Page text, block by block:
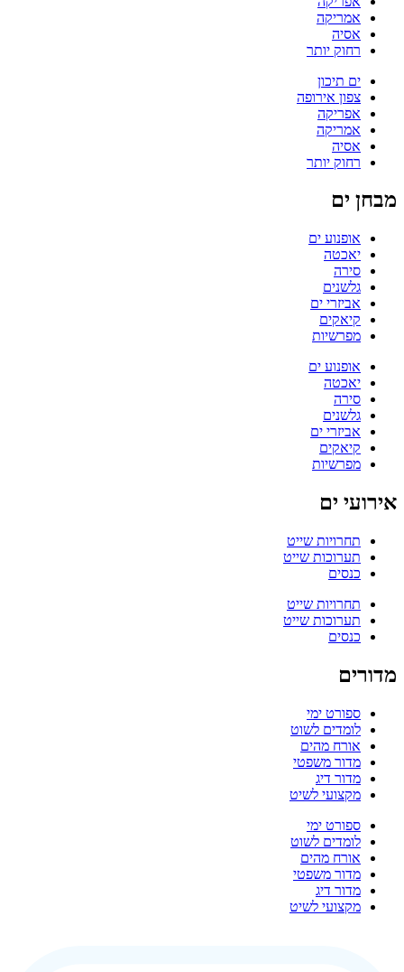
אמריקה
אסיה
רחוק יותר
ים תיכון
צפון אירופה
אפריקה
אמריקה
אסיה
רחוק יותר
מבחן ים
אופנוע ים
יאכטה
סירה
גלשנים
אביזרי ים
קיאקים
מפרשיות
אופנוע ים
יאכטה
סירה
גלשנים
אביזרי ים
קיאקים
מפרשיות
אירועי ים
תחרויות שייט
תערוכות שייט
כנסים
תחרויות שייט
תערוכות שייט
כנסים
מדורים
ספורט ימי
לומדים לשוט
אורח מהים
מדור משפטי
מדור דיג
מקצועי לשיט
ספורט ימי
לומדים לשוט
אורח מהים
מדור משפטי
מדור דיג
מקצועי לשיט